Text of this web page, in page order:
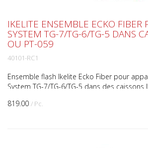
819.00 / Pc.
IKELITE ENSEMBLE ECKO FIBER
SYSTEM TG-7/TG-6/TG-5 DANS
OU PT-059
40101-RC1
Ensemble flash Ikelite Ecko Fiber pour
System TG-7/TG-6/TG-5 dans des caissons
Ajoutez un flash pour améliorer les détails,